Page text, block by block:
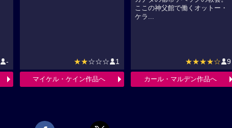
- ★★☆☆☆ 1
マイケル・ケイン作品へ
ここの神父館で働くオットー・
ケラ...
★★★★☆ 9
カール・マルデン作品へ